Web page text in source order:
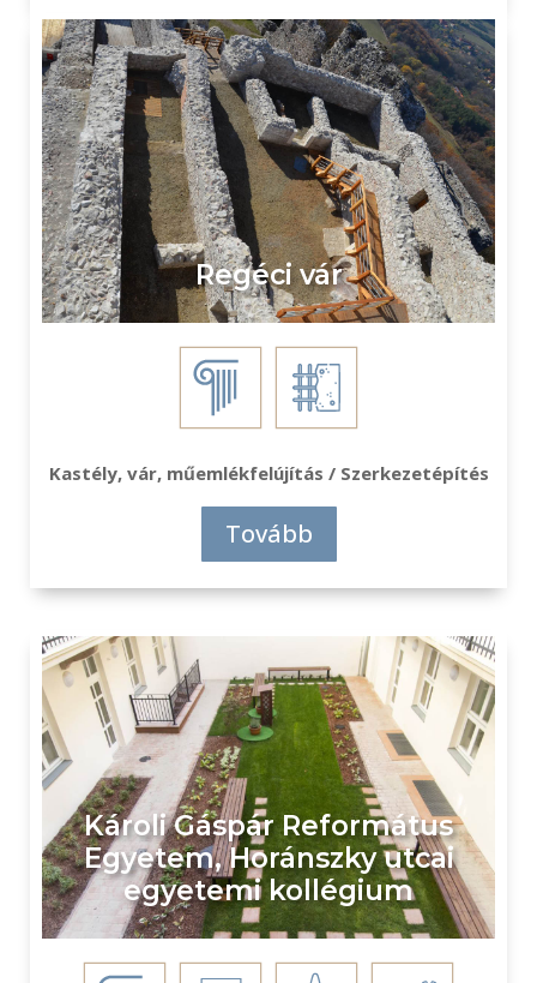
Regéci vár
Kastély, vár, műemlékfelújítás / Szerkezetépítés
Tovább
Károli Gáspár Református
Egyetem, Horánszky utcai
egyetemi kollégium